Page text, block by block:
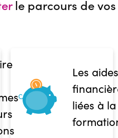
le parcours de vos
Les aides
liées à la